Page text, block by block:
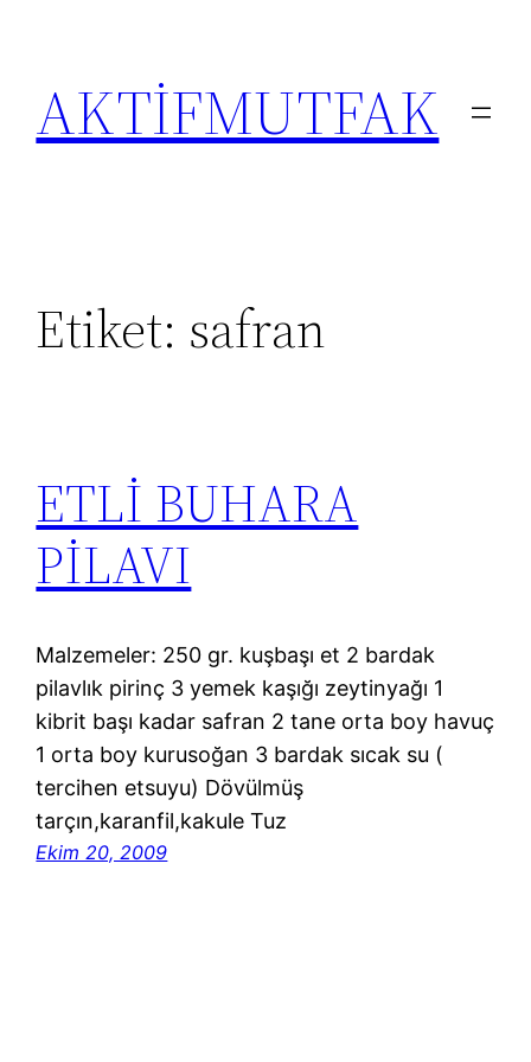
AKTİFMUTFAK
Etiket: safran
ETLİ BUHARA
PİLAVI
Malzemeler: 250 gr. kuşbaşı et 2 bardak
pilavlık pirinç 3 yemek kaşığı zeytinyağı 1
kibrit başı kadar safran 2 tane orta boy havuç
1 orta boy kurusoğan 3 bardak sıcak su (
tercihen etsuyu) Dövülmüş
tarçın,karanfil,kakule Tuz
Ekim 20, 2009